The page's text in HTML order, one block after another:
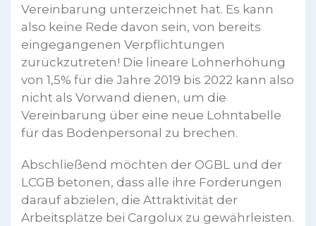
Vereinbarung unterzeichnet hat. Es kann
also keine Rede davon sein, von bereits
eingegangenen Verpflichtungen
zurückzutreten! Die lineare Lohnerhöhung
von 1,5% für die Jahre 2019 bis 2022 kann also
nicht als Vorwand dienen, um die
Vereinbarung über eine neue Lohntabelle
für das Bodenpersonal zu brechen.
Abschließend möchten der OGBL und der
LCGB betonen, dass alle ihre Forderungen
darauf abzielen, die Attraktivität der
Arbeitsplätze bei Cargolux zu gewährleisten.